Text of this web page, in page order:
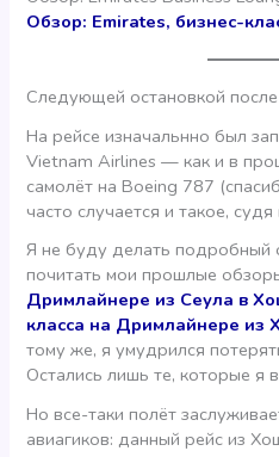
Обзор: Emirates, бизнес-
Следующей остановкой
На рейсе изначальнно был
Vietnam Airlines — как и в
самолёт на Boeing 787
часто случается и такое, судя
Я не буду делать подробный
почитать мои прошлые
Дримлайнере из Сеула в
класса на Дримлайнере из
тому же, я умудрился
Остались лишь те, которые я
Но все-таки полёт
авиагиков: данный рейс из